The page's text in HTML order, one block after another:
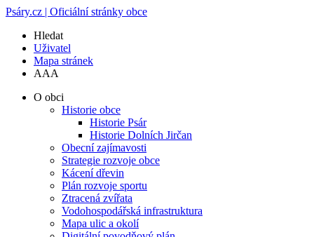
Psáry.cz | Oficiální stránky obce
Hledat
Uživatel
Mapa stránek
AAA
O obci
Historie obce
Historie Psár
Historie Dolních Jirčan
Obecní zajímavosti
Strategie rozvoje obce
Kácení dřevin
Plán rozvoje sportu
Ztracená zvířata
Vodohospodářská infrastruktura
Mapa ulic a okolí